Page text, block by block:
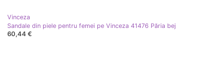
Vinceza
Sandale din piele pentru femei pe Vinceza 41476 Păria bej
60,44 €